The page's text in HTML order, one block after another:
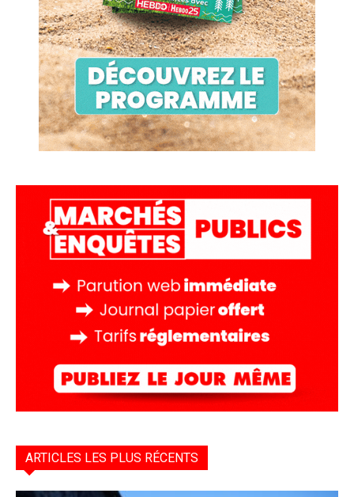
ARTICLES LES PLUS RÉCENTS